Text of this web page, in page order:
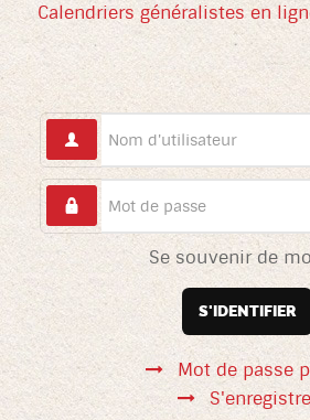
Calendriers généralistes en
Se souvenir de
S'IDENTIFIER
Mot de passe